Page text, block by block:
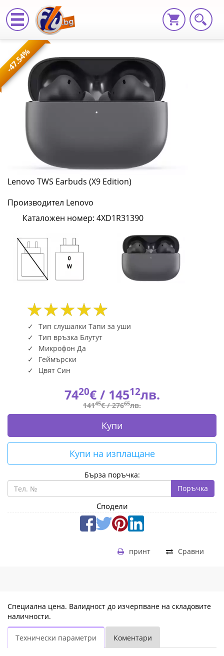
Lenovo
TWS
Earbuds
(X9
4XD1R31390
|
Fly.bg
-47.54%
Lenovo TWS Earbuds (X9 Edition)
Производител Lenovo
Каталожен номер: 4XD1R31390
Тип слушалки Тапи за уши
Тип връзка Блутут
Микрофон Да
Геймърски
Цвят Син
7420€ / 14512лв.
14145€ /27665лв.
Купи
Купи на изплащане
Бърза поръчка:
Поръчка
Сподели
Сравни
принт
Специална цена. Валидност до изчерпване на складовите
наличности.
Технически параметри Коментари